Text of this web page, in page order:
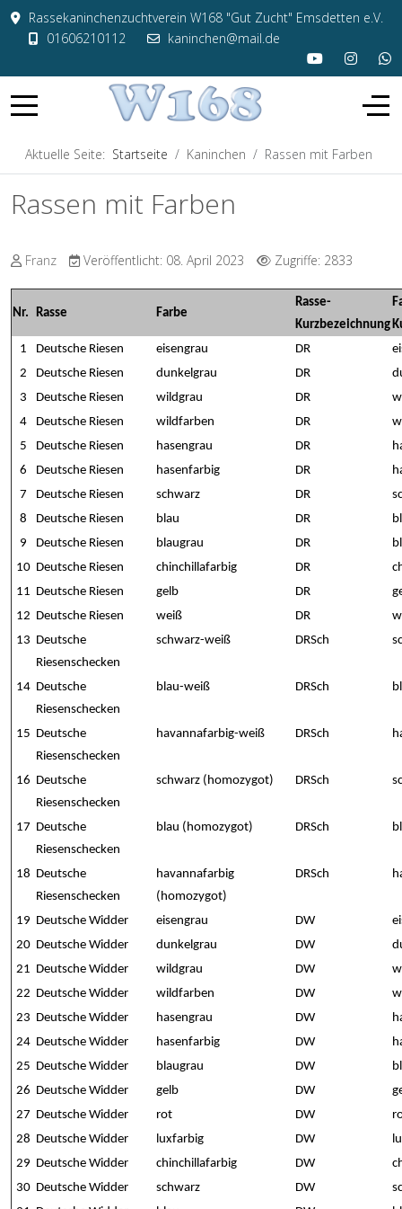
Rassekaninchenzuchtverein W168 "Gut Zucht" Emsdetten e.V.
01606210112
kaninchen@mail.de
Aktuelle Seite: Startseite Kaninchen Rassen mit Farben
Rassen mit Farben
Franz Veröffentlicht: 08. April 2023 Zugriffe: 2833
Nr. Rasse Farbe
Rasse-
Kurzbezeichnung
1
Deutsche Riesen eisengrau DR
2
Deutsche Riesen dunkelgrau DR
3
Deutsche Riesen wildgrau DR
4
Deutsche Riesen wildfarben DR
5
Deutsche Riesen hasengrau DR
6
Deutsche Riesen hasenfarbig DR
7
Deutsche Riesen schwarz DR
8
Deutsche Riesen blau DR
9
Deutsche Riesen blaugrau DR
10 Deutsche Riesen chinchillafarbig DR
11 Deutsche Riesen gelb DR
12 Deutsche Riesen weiß DR
13 Deutsche
Riesenschecken
schwarz-weiß DRSch
14 Deutsche
Riesenschecken
blau-weiß DRSch
15 Deutsche
Riesenschecken
havannafarbig-weiß DRSch
16 Deutsche
Riesenschecken
schwarz (homozygot) DRSch
17 Deutsche
Riesenschecken
blau (homozygot) DRSch
18 Deutsche
Riesenschecken
havannafarbig
(homozygot)
DRSch
19 Deutsche Widder eisengrau DW
20 Deutsche Widder dunkelgrau DW
21 Deutsche Widder wildgrau DW
22 Deutsche Widder wildfarben DW
23 Deutsche Widder hasengrau DW
24 Deutsche Widder hasenfarbig DW
25 Deutsche Widder blaugrau DW
26 Deutsche Widder gelb DW
27 Deutsche Widder rot DW
28 Deutsche Widder luxfarbig DW
29 Deutsche Widder chinchillafarbig DW
30 Deutsche Widder schwarz DW